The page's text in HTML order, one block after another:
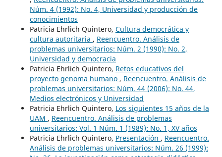
Núm. 4 (1992): No. 4, Universidad y producción de
conocimientos
Patricia Ehrlich Quintero, Cultura democrática y
cultura autoritaria , Reencuentro. Análisis de
problemas universitarios: Núm. 2 (1990): No. 2,
Universidad y democracia
Patricia Ehrlich Quintero, Retos educativos del
proyecto genoma humano , Reencuentro. Análisis de
problemas universitarios: Núm. 44 (2006): No. 44,
Medios electrónicos y Universidad
Patricia Ehrlich Quintero, Los siguientes 15 años de la
UAM , Reencuentro. Análisis de problemas
universitarios: Vol. 1 Núm. 1 (1989): No. 1, XV años
Patricia Ehrlich Quintero, Presentación , Reencuentro.
Análisis de problemas universitarios: Núm. 26 (1999):